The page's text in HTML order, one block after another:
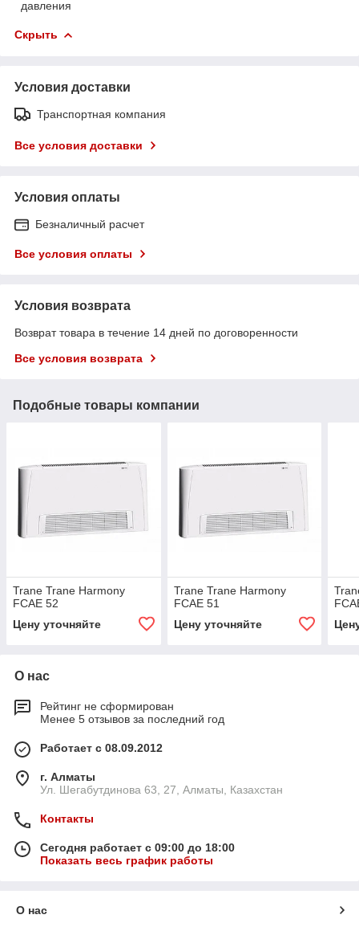
давления
Скрыть
Условия доставки
Транспортная компания
Все условия доставки
Условия оплаты
Безналичный расчет
Все условия оплаты
Условия возврата
Возврат товара в течение 14 дней по договоренности
Все условия возврата
Подобные товары компании
Trane Trane Harmony
FCAE 52
Цену уточняйте
Trane Trane Harmony
FCAE 51
Цену уточняйте
О нас
Рейтинг не сформирован
Менее 5 отзывов за последний год
Работает с 08.09.2012
г. Алматы
Ул. Шегабутдинова 63, 27, Алматы, Казахстан
Контакты
Сегодня работает с 09:00 до 18:00
Показать весь график работы
О нас